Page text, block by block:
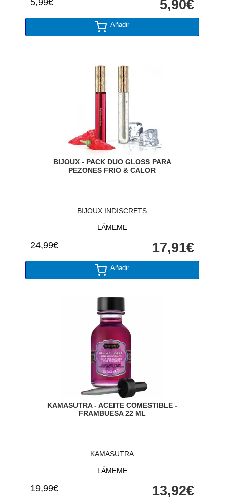
5,90€
Añadir
BIJOUX - PACK DUO GLOSS PARA
PEZONES FRIO & CALOR
BIJOUX INDISCRETS
LÁMEME
24,99€ 17,91€
Añadir
KAMASUTRA - ACEITE COMESTIBLE -
FRAMBUESA 22 ML
KAMASUTRA
LÁMEME
19,99€ 13,92€